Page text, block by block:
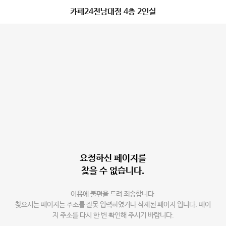
카페24전남대점 4층 2인실
요청하신 페이지를
찾을 수 없습니다.
이용에 불편을 드려 죄송합니다.
찾으시는 페이지는 주소를 잘못 입력하였거나 삭제된 페이지 입니다. 페이
지 주소를 다시 한 번 확인해 주시기 바랍니다.